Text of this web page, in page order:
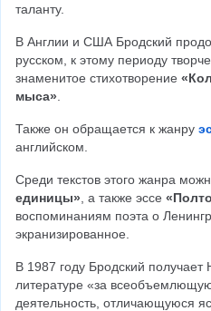
таланту.
В Англии и США Бродский
русском, к этому периоду
знаменитое стихотворение
мыса»
Также он обращается к жанру
английском.
Среди текстов этого жанра
единицы» , а также эссе
воспоминаниям поэта о
экранизированное.
В 1987 году Бродский
литературе «за
деятельность, отличающуюся